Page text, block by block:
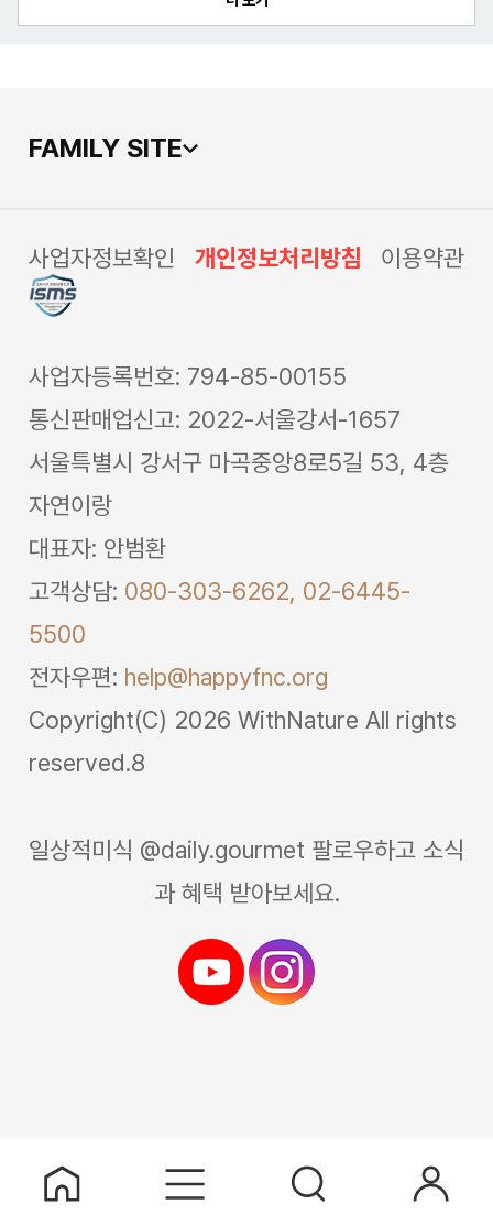
FAMILY SITE
사업자정보확인 개인정보처리방침 이용약관
사업자등록번호: 794-85-00155
통신판매업신고: 2022-서울강서-1657
서울특별시 강서구 마곡중앙8로5길 53, 4층
자연이랑
대표자: 안범환
고객상담: 080-303-6262, 02-6445-
5500
전자우편: help@happyfnc.org
Copyright(C) 2026 WithNature All rights
reserved.8
일상적미식 @daily.gourmet 팔로우하고 소식
과 혜택 받아보세요.